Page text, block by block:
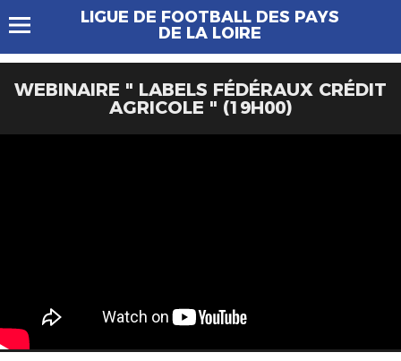
LIGUE DE FOOTBALL DES PAYS
DE LA LOIRE
WEBINAIRE " LABELS FÉDÉRAUX CRÉDIT
AGRICOLE " (19H00)